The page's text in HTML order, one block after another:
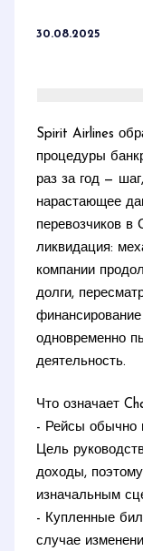
30.08.2025
Spirit Airlines
процедуры
раз за год —
нарастающее
перевозчиков
ликвидация:
компании
долги,
одновременно
деятельность.
Что означает
- Рейсы обычно
Цель
доходы,
изначальным
- Купленные
случае